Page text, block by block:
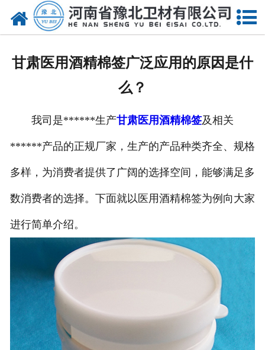
网站首页
厂房设备
人才招聘
甘肃医用酒精棉签广泛应用的原因是什
么？
我司是******生产甘肃医用酒精棉签及相关
******产品的正规厂家，生产的产品种类齐全、规格
多样，为消费者提供了广阔的选择空间，能够满足多
数消费者的选择。下面就以医用酒精棉签为例向大家
进行简单介绍。